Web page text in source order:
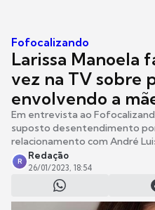
Fofocalizando
Larissa Manoela
vez na TV sobre
envolvendo a
Em entrevista ao
suposto desentendimento
relacionamento com André
R
Redação
26/01/2023, 18:54